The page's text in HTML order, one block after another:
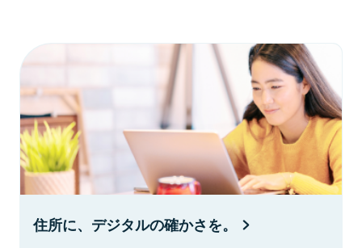
住所に、デジタルの確かさを。